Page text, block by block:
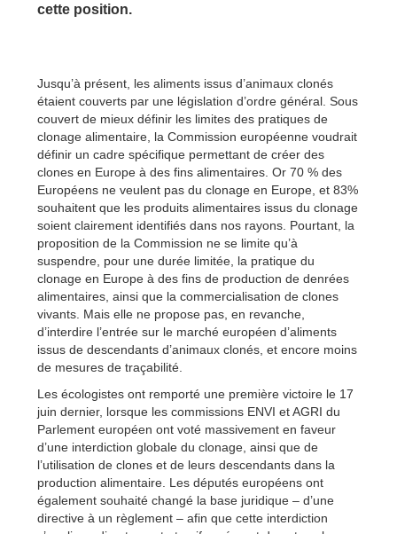
cette position.
Jusqu’à présent, les aliments issus d’animaux clonés
étaient couverts par une législation d’ordre général. Sous
couvert de mieux définir les limites des pratiques de
clonage alimentaire, la Commission européenne voudrait
définir un cadre spécifique permettant de créer des
clones en Europe à des fins alimentaires. Or 70 % des
Européens ne veulent pas du clonage en Europe, et 83%
souhaitent que les produits alimentaires issus du clonage
soient clairement identifiés dans nos rayons. Pourtant, la
proposition de la Commission ne se limite qu’à
suspendre, pour une durée limitée, la pratique du
clonage en Europe à des fins de production de denrées
alimentaires, ainsi que la commercialisation de clones
vivants. Mais elle ne propose pas, en revanche,
d’interdire l’entrée sur le marché européen d’aliments
issus de descendants d’animaux clonés, et encore moins
de mesures de traçabilité.
Les écologistes ont remporté une première victoire le 17
juin dernier, lorsque les commissions ENVI et AGRI du
Parlement européen ont voté massivement en faveur
d’une interdiction globale du clonage, ainsi que de
l’utilisation de clones et de leurs descendants dans la
production alimentaire. Les députés européens ont
également souhaité changé la base juridique – d’une
directive à un règlement – afin que cette interdiction